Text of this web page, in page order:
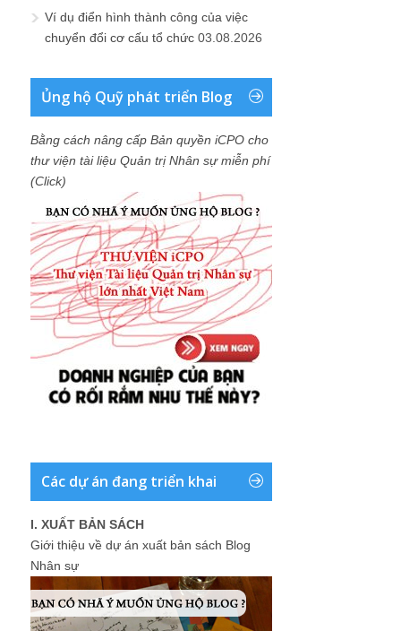
Ví dụ điển hình thành công của việc
chuyển đổi cơ cấu tổ chức 03.08.2026
Ủng hộ Quỹ phát triển Blog
Bằng cách nâng cấp Bản quyền iCPO cho
thư viện tài liệu Quản trị Nhân sự miễn phí
(Click)
Các dự án đang triển khai
I. XUẤT BẢN SÁCH
Giới thiệu về dự án xuất bản sách Blog
Nhân sự